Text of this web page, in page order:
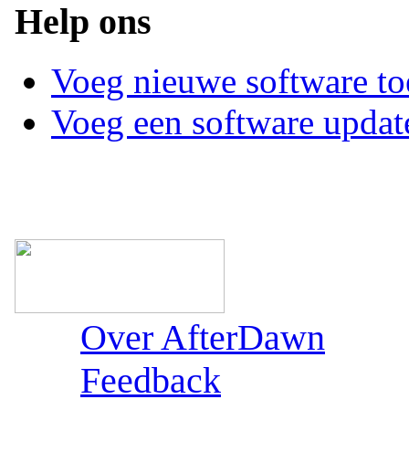
Help ons
Voeg nieuwe software
Voeg een software
Over AfterDawn
Feedback